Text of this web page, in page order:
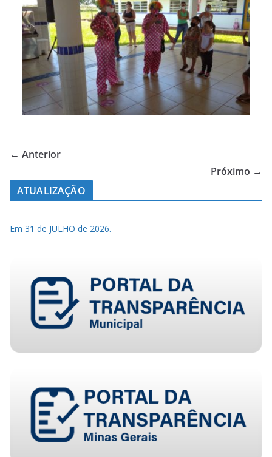
← Anterior
Próximo →
ATUALIZAÇÃO
Em 31 de JULHO de 2026.